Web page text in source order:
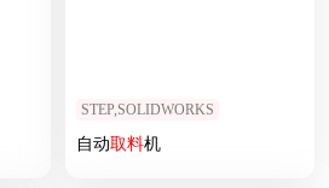
STEP,SOLIDWORKS
自动取料机